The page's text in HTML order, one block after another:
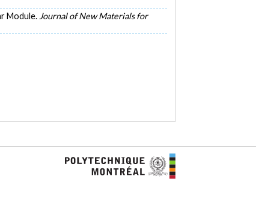
Module. Journal of New Materials for